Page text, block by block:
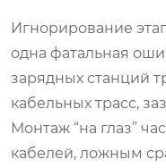
Игнорирование
одна фатальная
зарядных станций
кабельных трасс,
Монтаж “на глаз”
кабелей, ложным